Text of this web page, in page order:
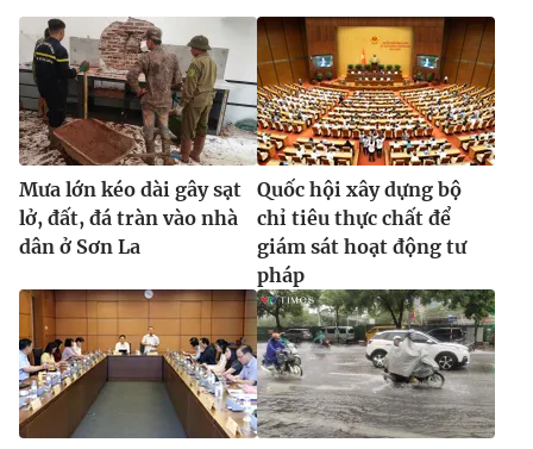
Mưa lớn kéo dài gây sạt
lở, đất, đá tràn vào nhà
dân ở Sơn La
Quốc hội xây dựng bộ
chỉ tiêu thực chất để
giám sát hoạt động tư
pháp